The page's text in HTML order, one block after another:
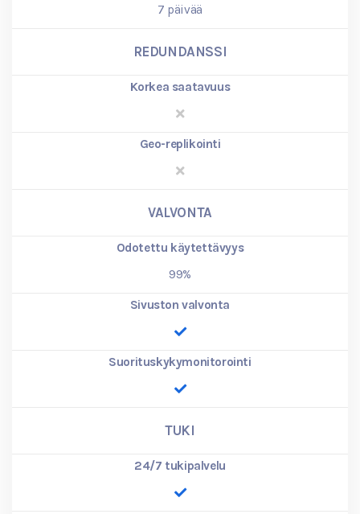
7 päivää
REDUNDANSSI
Korkea saatavuus
Geo-replikointi
VALVONTA
Odotettu käytettävyys
99%
Sivuston valvonta
Suorituskykymonitorointi
TUKI
24/7 tukipalvelu